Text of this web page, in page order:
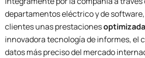
departamentos eléctrico y de
clientes unas prestaciones
innovadora tecnología de informes, el
datos más preciso del mercado